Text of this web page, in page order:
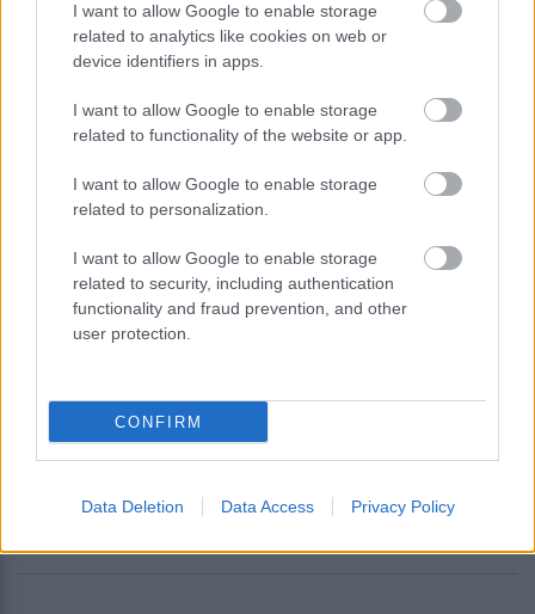
I want to allow Google to enable storage
related to analytics like cookies on web or
device identifiers in apps.
I want to allow Google to enable storage
related to functionality of the website or app.
I want to allow Google to enable storage
related to personalization.
I want to allow Google to enable storage
related to security, including authentication
functionality and fraud prevention, and other
user protection.
CONFIRM
Data Deletion Data Access Privacy Policy
αποκαλύπτει ότι ο Άρης είχε
περισσότερο νερό από όσο πιστεύαμε